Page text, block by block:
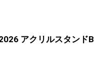
アクリルスタンドB